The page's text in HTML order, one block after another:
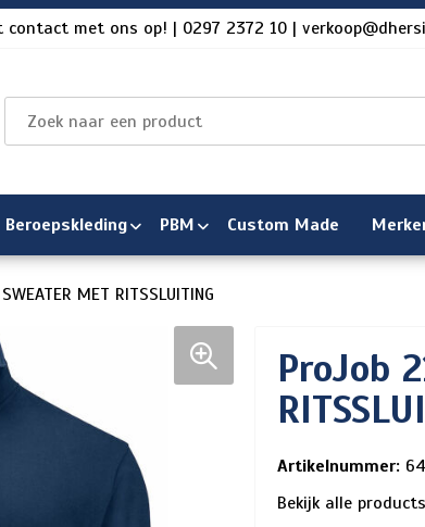
contact met ons op! | 0297 2372 10 |
Beroepskleding PBM Custom Made
MET RITSSLUITING
ProJob
Artikelnummer:
Bekijk alle